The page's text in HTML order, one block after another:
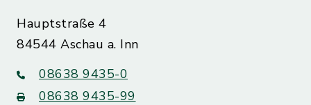
Hauptstraße 4
84544 Aschau a. Inn
08638 9435-0
08638 9435-99